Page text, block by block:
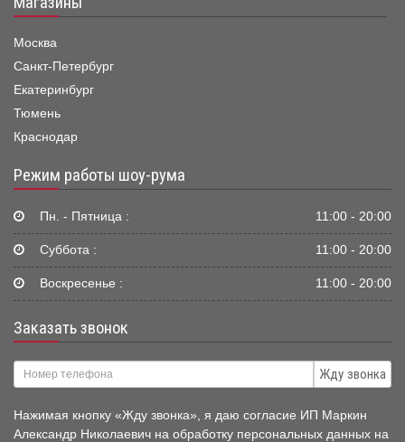
Москва
Санкт-Петербург
Екатеринбург
Тюмень
Краснодар
Режим работы шоу-рума
Пн. - Пятница : 11:00 - 20:00
Суббота : 11:00 - 20:00
Воскресенье : 11:00 - 20:00
Заказать звонок
Жду звонка
Нажимая кнопку «Жду звонка», я даю согласие ИП Маркин
Александр Николаевич на обработку персональных данных на